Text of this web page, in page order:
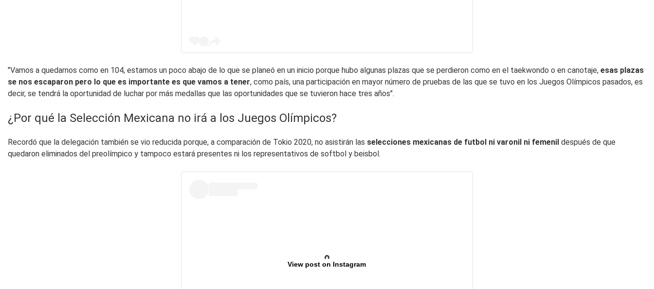
"Vamos a quedarnos como en 104, estamos un poco abajo de lo que se planeó en un inicio porque hubo algunas plazas que se perdieron como en el taekwondo o en canotaje, esas plazas
se nos escaparon pero lo que es importante es que vamos a tener, como país, una participación en mayor número de pruebas de las que se tuvo en los Juegos Olímpicos pasados, es
decir, se tendrá la oportunidad de luchar por más medallas que las oportunidades que se tuvieron hace tres años".
¿Por qué la Selección Mexicana no irá a los Juegos Olímpicos?
Recordó que la delegación también se vio reducida porque, a comparación de Tokio 2020, no asistirán las selecciones mexicanas de futbol ni varonil ni femenil después de que
quedaron eliminados del preolímpico y tampoco estará presentes ni los representativos de softbol y beisbol.
View post on Instagram